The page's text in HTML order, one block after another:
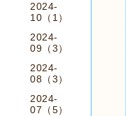
2024-
10（1）
2024-
09（3）
2024-
08（3）
2024-
07（5）